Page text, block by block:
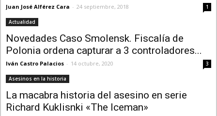
Juan José Alférez Cara - 24 septiembre, 2018 1
Actualidad
Novedades Caso Smolensk. Fiscalía de
Polonia ordena capturar a 3 controladores...
Iván Castro Palacios - 14 octubre, 2020 3
Asesinos en la historia
La macabra historia del asesino en serie
Richard Kuklisnki «The Iceman»